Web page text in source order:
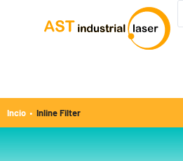
Incio · Inline Filter